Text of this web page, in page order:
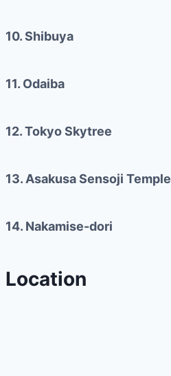
10. Shibuya
11. Odaiba
12. Tokyo Skytree
13. Asakusa Sensoji Temple
14. Nakamise-dori
Location